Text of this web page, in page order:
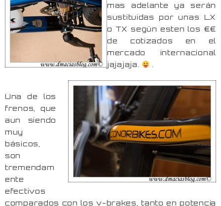
mas adelante ya serán
sustituidas por unas LX
o TX según esten los €€
de cotizados en el
mercado internacional
jajajaja.
.
Una de los
frenos, que
aun siendo
muy
básicos,
son
tremendam
ente
efectivos
comparados con los v-brakes, tanto en potencia